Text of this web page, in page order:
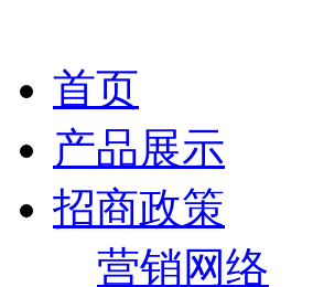
首页
产品展示
招商政策
营销网络